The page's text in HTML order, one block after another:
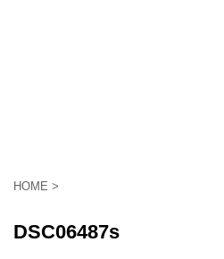
HOME >
DSC06487s